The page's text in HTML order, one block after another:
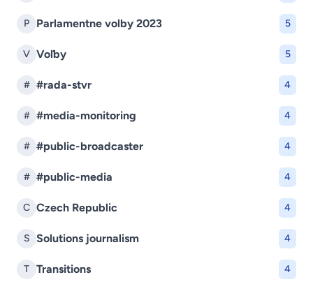
P Parlamentne volby 2023 5
V Voľby 5
# #rada-stvr 4
# #media-monitoring 4
# #public-broadcaster 4
# #public-media 4
C Czech Republic 4
S Solutions journalism 4
T Transitions 4